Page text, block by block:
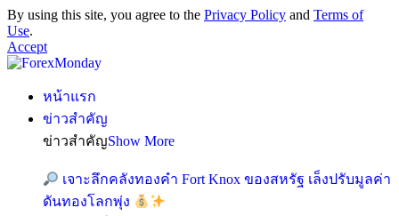
By using this site, you agree to the Privacy Policy and Terms of
Use.
Accept
หน้าแรก
ข่าวสำคัญ
ข่าวสำคัญShow More
เจาะลึกคลังทองคำ Fort Knox ของสหรัฐ เล็งปรับมูลค่า
ดันทองโลกพุ่ง